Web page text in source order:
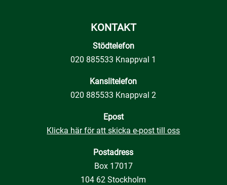
KONTAKT
Stödtelefon
020 885533 Knappval 1
Kanslitelefon
020 885533 Knappval 2
Epost
Klicka här för att skicka e-post till oss
Postadress
Box 17017
104 62 Stockholm